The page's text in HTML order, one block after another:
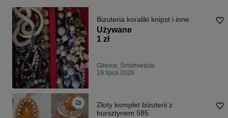
Bizuteria koraliki knipst i inne
Używane
1 zł
Gliwice, Śródmieście
19 lipca 2026
Złoty komplet biżuterii z
bursztynem 585